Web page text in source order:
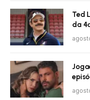
Ted
da